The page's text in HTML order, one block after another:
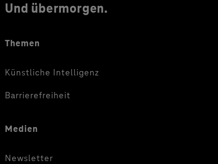
Und übermorgen.
Themen
Künstliche Intelligenz
Barrierefreiheit
Medien
Newsletter